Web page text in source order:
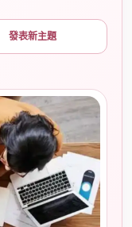
發表新主題